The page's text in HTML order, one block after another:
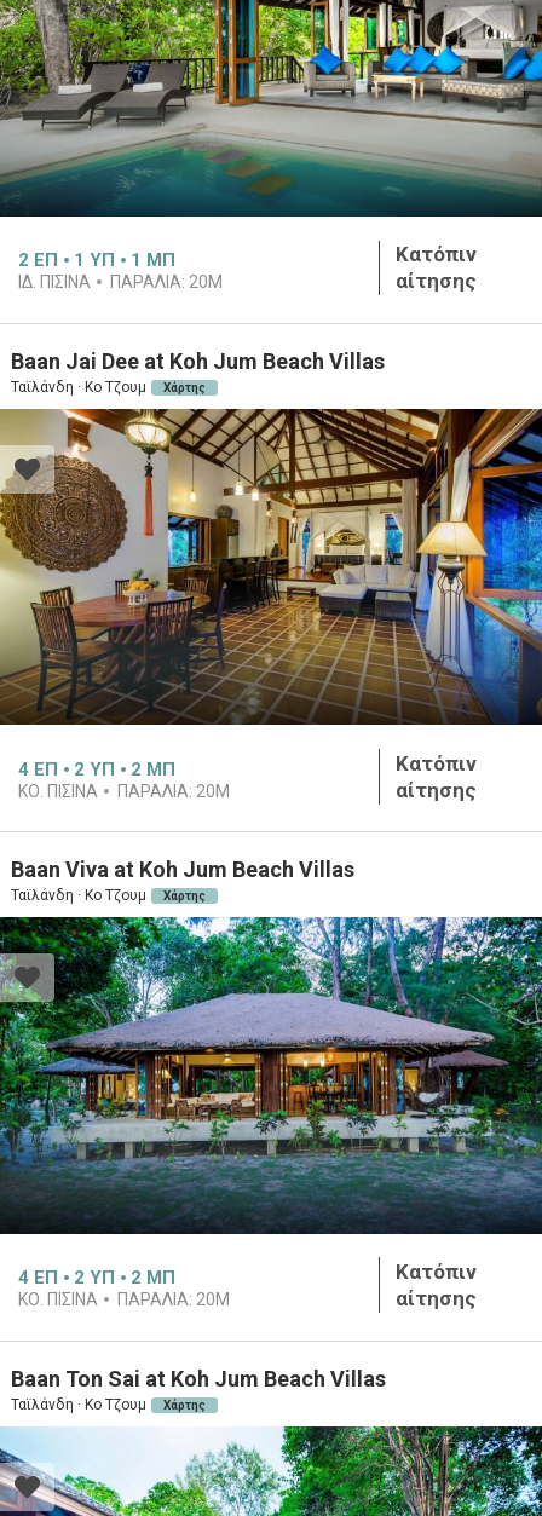
2 ΕΠ 1 ΥΠ 1 ΜΠ
ΙΔ. ΠΙΣΙΝΑ ΠΑΡΑΛΙΑ: 20M
Κατόπιν
αίτησης
Baan Jai Dee at Koh Jum Beach Villas
Ταϊλάνδη · Κο Τζουμ Χάρτης
4 ΕΠ 2 ΥΠ 2 ΜΠ
ΚΟ. ΠΙΣΙΝΑ ΠΑΡΑΛΙΑ: 20M
Κατόπιν
αίτησης
Baan Viva at Koh Jum Beach Villas
Ταϊλάνδη · Κο Τζουμ Χάρτης
4 ΕΠ 2 ΥΠ 2 ΜΠ
ΚΟ. ΠΙΣΙΝΑ ΠΑΡΑΛΙΑ: 20M
Κατόπιν
αίτησης
Baan Ton Sai at Koh Jum Beach Villas
Ταϊλάνδη · Κο Τζουμ Χάρτης